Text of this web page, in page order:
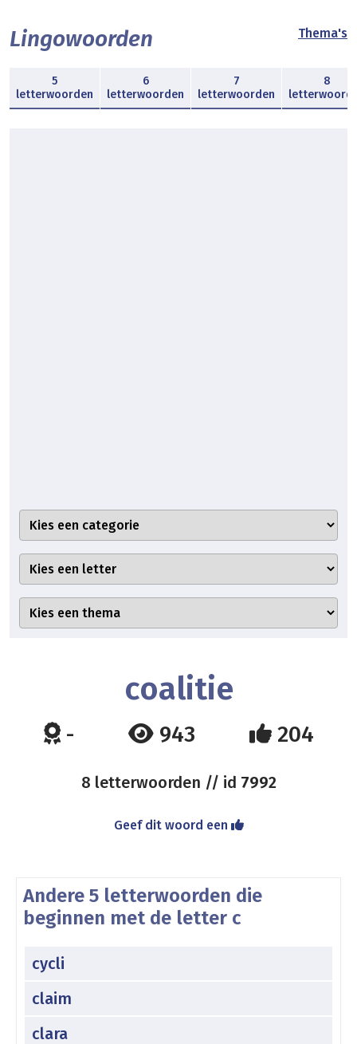
Lingowoorden Thema's
5
letterwoorden
6
letterwoorden
7
letterwoorden
8
coalitie
- 943 204
8 letterwoorden // id 7992
Geef dit woord een
Andere 5 letterwoorden die
beginnen met de letter c
cycli
claim
clara